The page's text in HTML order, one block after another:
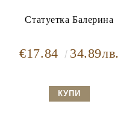
Статуетка Балерина
€17.84 34.89лв.